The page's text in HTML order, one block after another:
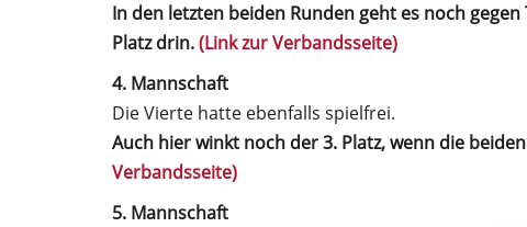
In den letzten beiden Runden geht es noch
Platz drin.(Link zur Verbandsseite)
4. Mannschaft
Die Vierte hatte ebenfalls spielfrei.
Auch hier winkt noch der 3. Platz, wenn die
Verbandsseite)
5. Mannschaft